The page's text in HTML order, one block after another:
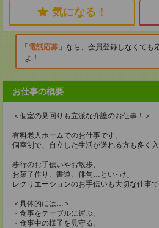
気になる！
電話応募
なら、会員登録しなくても
よ！
お仕事の概要
＜個室の見回りも立派な介護のお仕事！＞
有料老人ホームでのお仕事です。
個室制で、自立した生活が送れる方も多く
歩行のお手伝いやお散歩、
お菓子作り、書道、俳句…といった
レクリエーションのお手伝いも大切な仕事で
＜具体的には…＞
・食事をテーブルに運ぶ。
・食事中の様子を見守る。